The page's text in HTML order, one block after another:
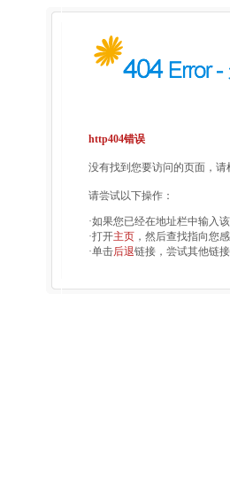
http404错误
没有找到您要访问的页面，
请尝试以下操作：
·如果您已经在地址栏中输入
·打开主页 ，然后查找指向您
·单击后退链接，尝试其他链